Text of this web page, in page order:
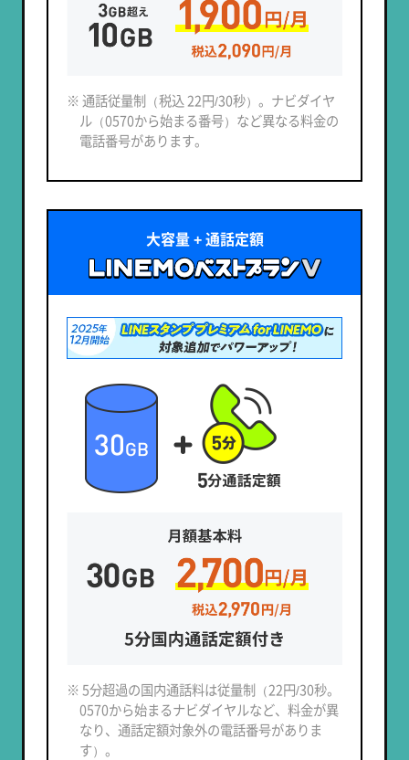
※ 通話従量制（税込 22円/30秒）。ナビダイヤ
ル（0570から始まる番号）など異なる料金の
電話番号があります。
大容量 + 通話定額
※ 5分超過の国内通話料は従量制（22円/30秒。
0570から始まるナビダイヤルなど、料金が異
なり、通話定額対象外の電話番号がありま
す）。